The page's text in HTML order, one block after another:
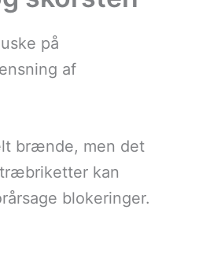
på
af
brænde, men det
kan
blokeringer.